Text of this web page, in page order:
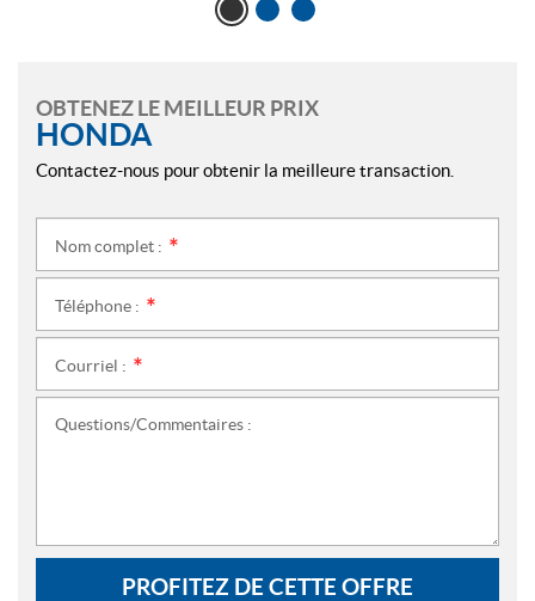
OBTENEZ LE MEILLEUR PRIX
HONDA
Contactez-nous pour obtenir la meilleure transaction.
Nom complet :
Téléphone :
Courriel :
Questions/Commentaires :
PROFITEZ DE CETTE OFFRE